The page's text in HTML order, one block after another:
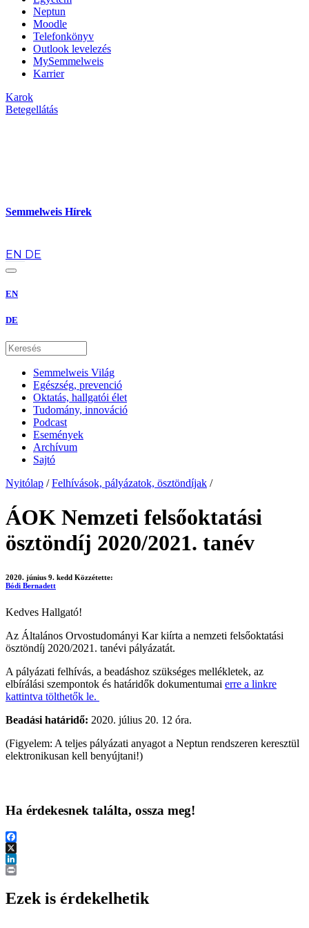
Neptun
Moodle
Telefonkönyv
Outlook levelezés
MySemmelweis
Karrier
Karok
Betegellátás
Semmelweis Hírek
EN DE
EN
DE
Semmelweis Világ
Egészség, prevenció
Oktatás, hallgatói élet
Tudomány, innováció
Podcast
Események
Archívum
Sajtó
Nyitólap / Felhívások, pályázatok, ösztöndíjak /
ÁOK Nemzeti felsőoktatási
ösztöndíj 2020/2021. tanév
2020. június 9. kedd Közzétette:
Bódi Bernadett
Kedves Hallgató!
Az Általános Orvostudományi Kar kiírta a nemzeti felsőoktatási
ösztöndíj 2020/2021. tanévi pályázatát.
A pályázati felhívás, a beadáshoz szükséges mellékletek, az
elbírálási szempontok és határidők dokumentumai erre a linkre
kattintva tölthetők le.
Beadási határidő: 2020. július 20. 12 óra.
(Figyelem: A teljes pályázati anyagot a Neptun rendszeren keresztül
elektronikusan kell benyújtani!)
Ha érdekesnek találta, ossza meg!
Facebook
X
LinkedIn
Ezek is érdekelhetik